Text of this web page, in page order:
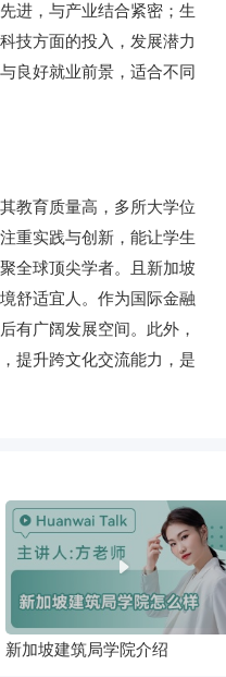
进，与产业结合紧密；生
技方面的投入，发展潜力
良好就业前景，适合不同
教育质量高，多所大学位
重实践与创新，能让学生
全球顶尖学者。且新加坡
舒适宜人。作为国际金融
有广阔发展空间。此外，
提升跨文化交流能力，是
新加坡建筑局学院介绍